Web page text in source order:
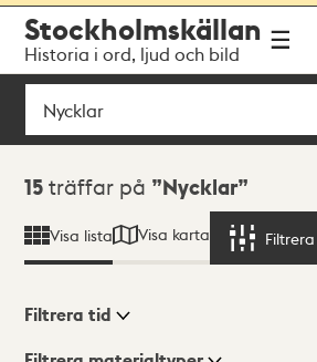
navigationen
huvudinnehållet
Stockholmskällan
Historia i ord, ljud och bild
Sök
Sökresultat
15 träffar på Nycklar
Visa lista Visa karta Filtrera
Filtrera tid